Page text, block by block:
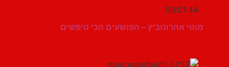
00:01:44
מוטי אהרונוביץ – הפושעים הכי טיפשים